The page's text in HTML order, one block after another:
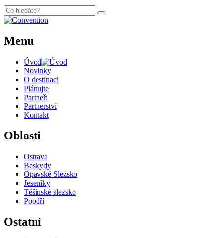
Menu
Úvod
Novinky
O destinaci
Plánujte
Partneři
Partnerství
Kontakt
Oblasti
Ostrava
Beskydy
Opavské Slezsko
Jeseníky
Těšínské slezsko
Poodří
Ostatní